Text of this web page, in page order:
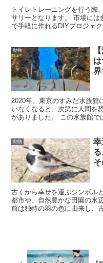
トイレトレーニングを行う際
サリーとなります。 市場に
で手軽に作れるDIYプロジェ
動物
界
2020年、東京のすみだ水族館
いなくなると、次第に人間を
がありました。 この水族館で
動物
幸
古くから幸せを運ぶシンボル
都市や、自然豊かな田園の水
前は独特の羽の色に由来し、